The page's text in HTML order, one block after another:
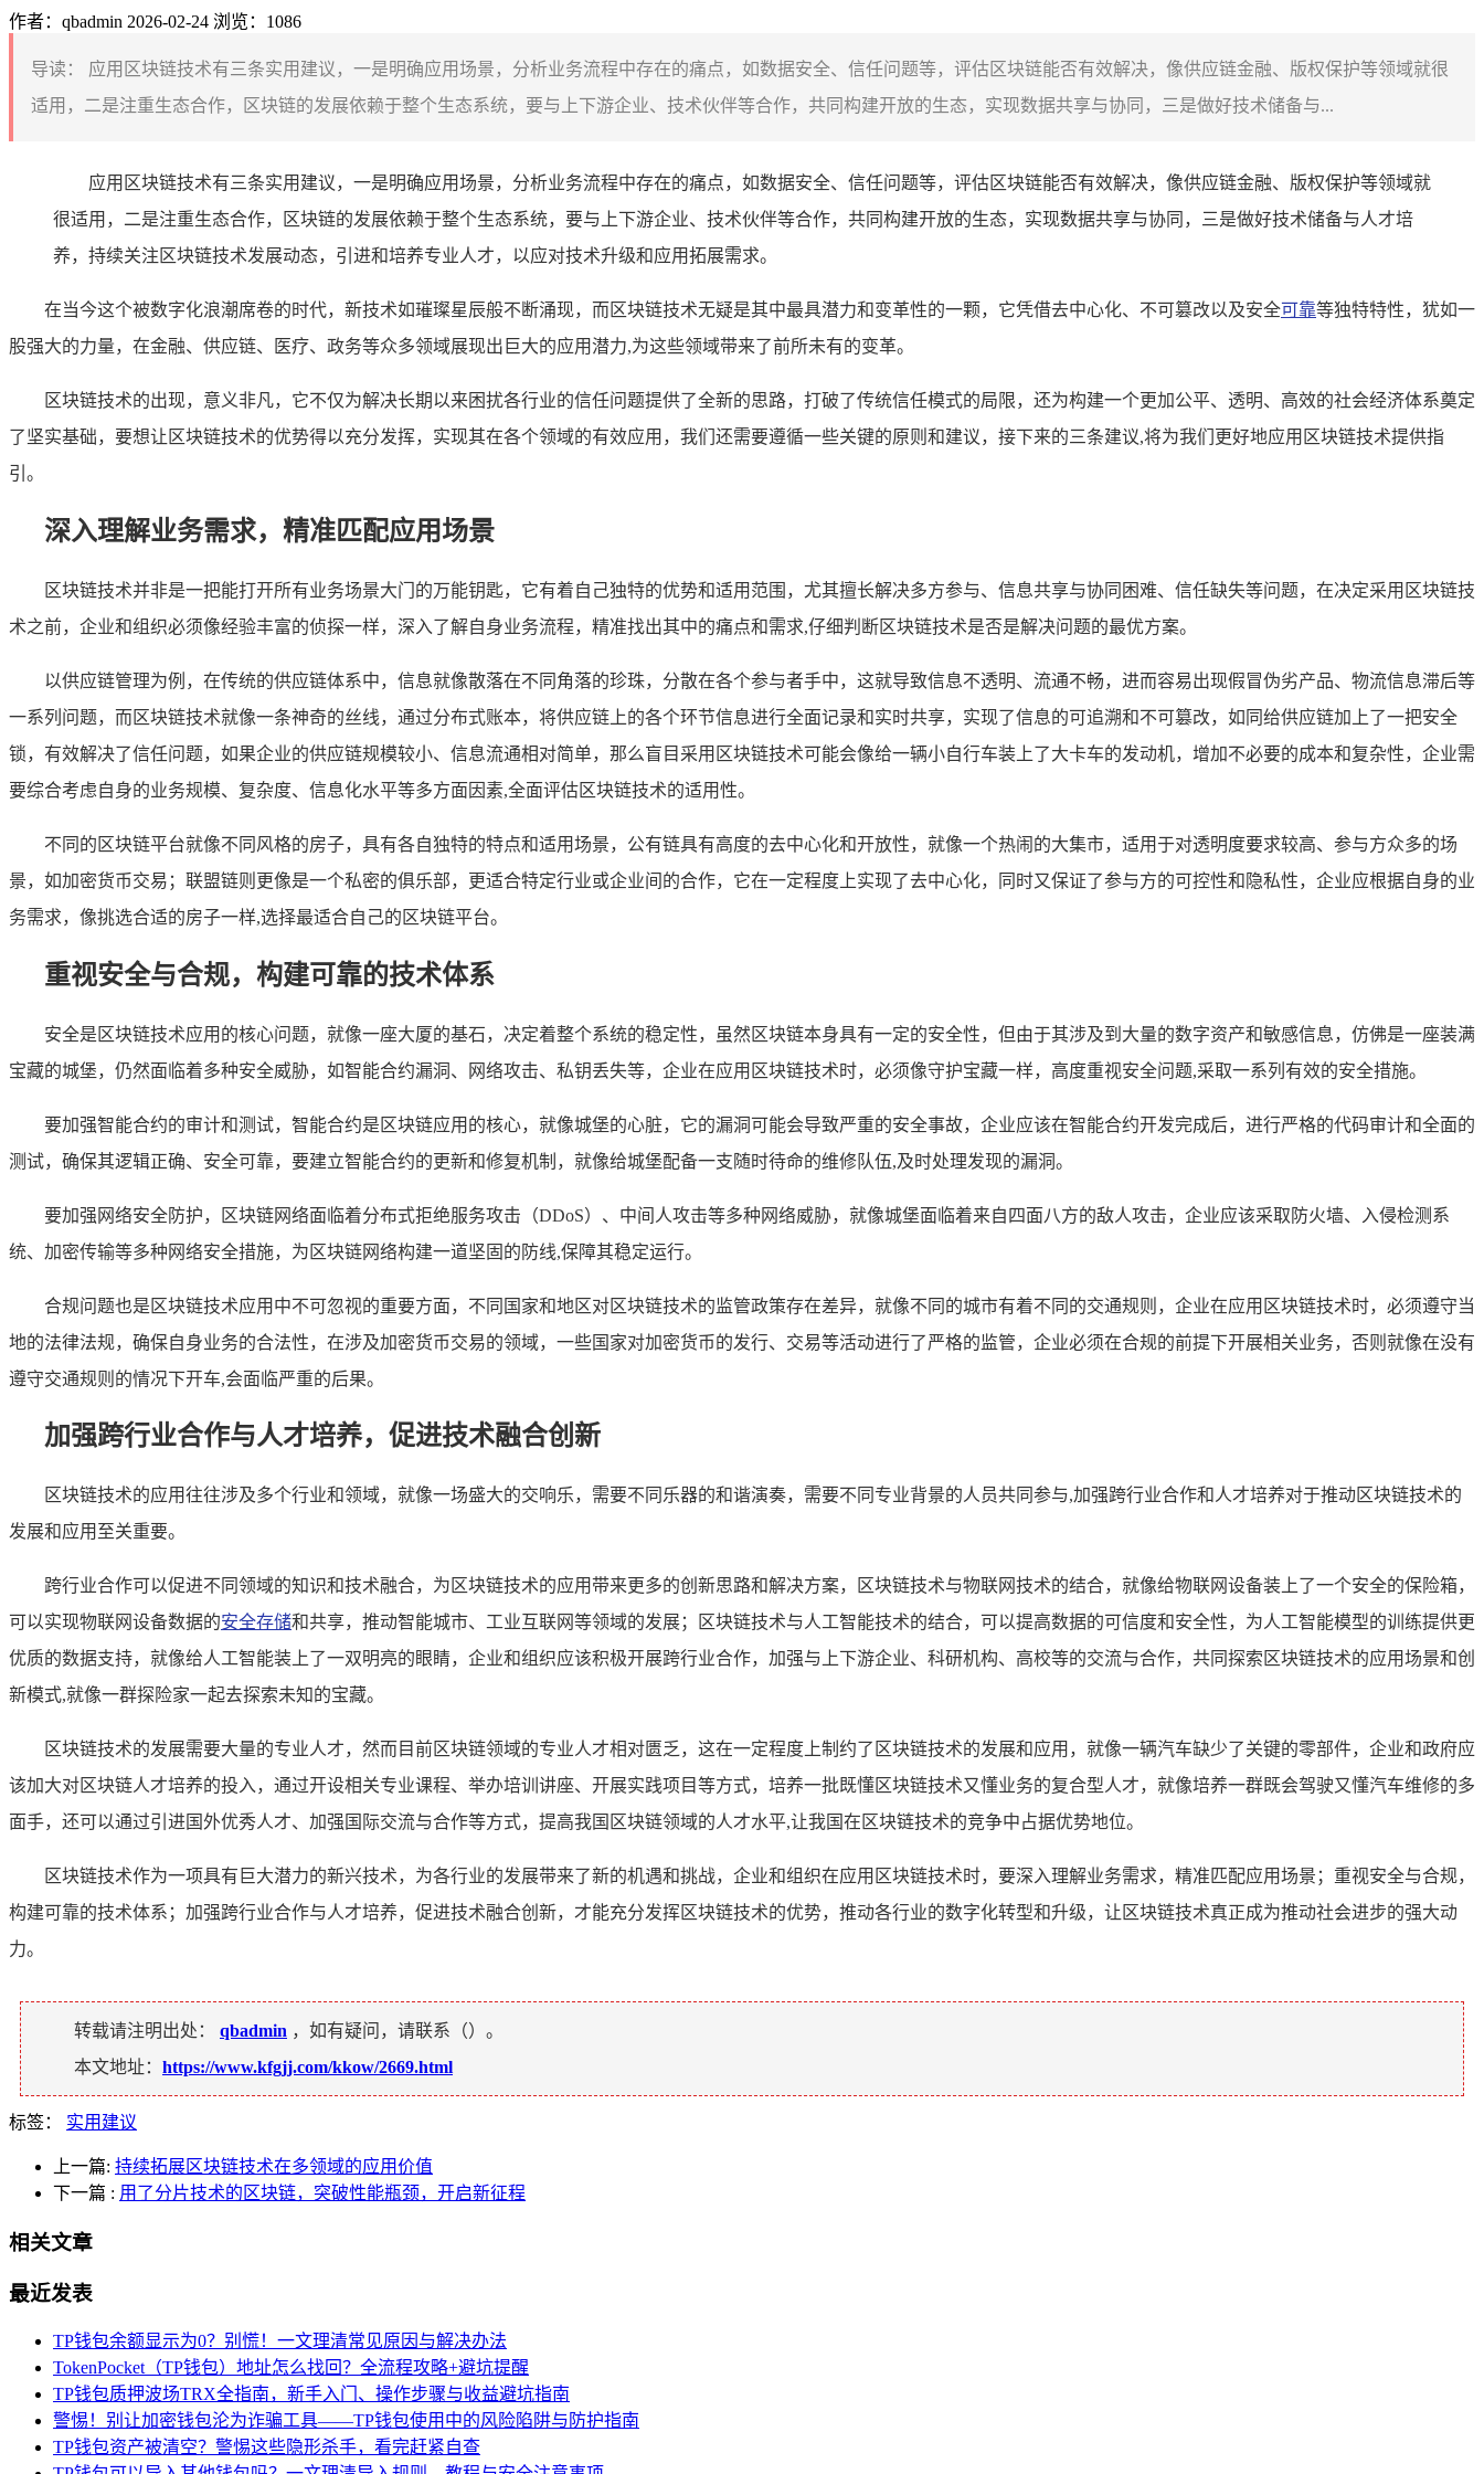
作者：qbadmin 2026-02-24 浏览：1086
导读：
应用区块链技术有三条实用建议，一是明确应用场景，分析业务流程中存在的痛点，如数据安全、信任问题等，评估区块链能否有效解决，像供应链金融、版权保护等领域就很
适用，二是注重生态合作，区块链的发展依赖于整个生态系统，要与上下游企业、技术伙伴等合作，共同构建开放的生态，实现数据共享与协同，三是做好技术储备与...
应用区块链技术有三条实用建议，一是明确应用场景，分析业务流程中存在的痛点，如数据安全、信任问题等，评估区块链能否有效解决，像供应链金融、版权保护等领域就
很适用，二是注重生态合作，区块链的发展依赖于整个生态系统，要与上下游企业、技术伙伴等合作，共同构建开放的生态，实现数据共享与协同，三是做好技术储备与人才培
养，持续关注区块链技术发展动态，引进和培养专业人才，以应对技术升级和应用拓展需求。
在当今这个被数字化浪潮席卷的时代，新技术如璀璨星辰般不断涌现，而区块链技术无疑是其中最具潜力和变革性的一颗，它凭借去中心化、不可篡改以及安全可靠等独特特性，犹如一
股强大的力量，在金融、供应链、医疗、政务等众多领域展现出巨大的应用潜力,为这些领域带来了前所未有的变革。
区块链技术的出现，意义非凡，它不仅为解决长期以来困扰各行业的信任问题提供了全新的思路，打破了传统信任模式的局限，还为构建一个更加公平、透明、高效的社会经济体系奠定
了坚实基础，要想让区块链技术的优势得以充分发挥，实现其在各个领域的有效应用，我们还需要遵循一些关键的原则和建议，接下来的三条建议,将为我们更好地应用区块链技术提供指
引。
深入理解业务需求，精准匹配应用场景
区块链技术并非是一把能打开所有业务场景大门的万能钥匙，它有着自己独特的优势和适用范围，尤其擅长解决多方参与、信息共享与协同困难、信任缺失等问题，在决定采用区块链技
术之前，企业和组织必须像经验丰富的侦探一样，深入了解自身业务流程，精准找出其中的痛点和需求,仔细判断区块链技术是否是解决问题的最优方案。
以供应链管理为例，在传统的供应链体系中，信息就像散落在不同角落的珍珠，分散在各个参与者手中，这就导致信息不透明、流通不畅，进而容易出现假冒伪劣产品、物流信息滞后等
一系列问题，而区块链技术就像一条神奇的丝线，通过分布式账本，将供应链上的各个环节信息进行全面记录和实时共享，实现了信息的可追溯和不可篡改，如同给供应链加上了一把安全
锁，有效解决了信任问题，如果企业的供应链规模较小、信息流通相对简单，那么盲目采用区块链技术可能会像给一辆小自行车装上了大卡车的发动机，增加不必要的成本和复杂性，企业需
要综合考虑自身的业务规模、复杂度、信息化水平等多方面因素,全面评估区块链技术的适用性。
不同的区块链平台就像不同风格的房子，具有各自独特的特点和适用场景，公有链具有高度的去中心化和开放性，就像一个热闹的大集市，适用于对透明度要求较高、参与方众多的场
景，如加密货币交易；联盟链则更像是一个私密的俱乐部，更适合特定行业或企业间的合作，它在一定程度上实现了去中心化，同时又保证了参与方的可控性和隐私性，企业应根据自身的业
务需求，像挑选合适的房子一样,选择最适合自己的区块链平台。
重视安全与合规，构建可靠的技术体系
安全是区块链技术应用的核心问题，就像一座大厦的基石，决定着整个系统的稳定性，虽然区块链本身具有一定的安全性，但由于其涉及到大量的数字资产和敏感信息，仿佛是一座装满
宝藏的城堡，仍然面临着多种安全威胁，如智能合约漏洞、网络攻击、私钥丢失等，企业在应用区块链技术时，必须像守护宝藏一样，高度重视安全问题,采取一系列有效的安全措施。
要加强智能合约的审计和测试，智能合约是区块链应用的核心，就像城堡的心脏，它的漏洞可能会导致严重的安全事故，企业应该在智能合约开发完成后，进行严格的代码审计和全面的
测试，确保其逻辑正确、安全可靠，要建立智能合约的更新和修复机制，就像给城堡配备一支随时待命的维修队伍,及时处理发现的漏洞。
要加强网络安全防护，区块链网络面临着分布式拒绝服务攻击（DDoS）、中间人攻击等多种网络威胁，就像城堡面临着来自四面八方的敌人攻击，企业应该采取防火墙、入侵检测系
统、加密传输等多种网络安全措施，为区块链网络构建一道坚固的防线,保障其稳定运行。
合规问题也是区块链技术应用中不可忽视的重要方面，不同国家和地区对区块链技术的监管政策存在差异，就像不同的城市有着不同的交通规则，企业在应用区块链技术时，必须遵守当
地的法律法规，确保自身业务的合法性，在涉及加密货币交易的领域，一些国家对加密货币的发行、交易等活动进行了严格的监管，企业必须在合规的前提下开展相关业务，否则就像在没有
遵守交通规则的情况下开车,会面临严重的后果。
加强跨行业合作与人才培养，促进技术融合创新
区块链技术的应用往往涉及多个行业和领域，就像一场盛大的交响乐，需要不同乐器的和谐演奏，需要不同专业背景的人员共同参与,加强跨行业合作和人才培养对于推动区块链技术的
发展和应用至关重要。
跨行业合作可以促进不同领域的知识和技术融合，为区块链技术的应用带来更多的创新思路和解决方案，区块链技术与物联网技术的结合，就像给物联网设备装上了一个安全的保险箱，
可以实现物联网设备数据的安全存储和共享，推动智能城市、工业互联网等领域的发展；区块链技术与人工智能技术的结合，可以提高数据的可信度和安全性，为人工智能模型的训练提供更
优质的数据支持，就像给人工智能装上了一双明亮的眼睛，企业和组织应该积极开展跨行业合作，加强与上下游企业、科研机构、高校等的交流与合作，共同探索区块链技术的应用场景和创
新模式,就像一群探险家一起去探索未知的宝藏。
区块链技术的发展需要大量的专业人才，然而目前区块链领域的专业人才相对匮乏，这在一定程度上制约了区块链技术的发展和应用，就像一辆汽车缺少了关键的零部件，企业和政府应
该加大对区块链人才培养的投入，通过开设相关专业课程、举办培训讲座、开展实践项目等方式，培养一批既懂区块链技术又懂业务的复合型人才，就像培养一群既会驾驶又懂汽车维修的多
面手，还可以通过引进国外优秀人才、加强国际交流与合作等方式，提高我国区块链领域的人才水平,让我国在区块链技术的竞争中占据优势地位。
区块链技术作为一项具有巨大潜力的新兴技术，为各行业的发展带来了新的机遇和挑战，企业和组织在应用区块链技术时，要深入理解业务需求，精准匹配应用场景；重视安全与合规，
构建可靠的技术体系；加强跨行业合作与人才培养，促进技术融合创新，才能充分发挥区块链技术的优势，推动各行业的数字化转型和升级，让区块链技术真正成为推动社会进步的强大动
力。
转载请注明出处： qbadmin ，如有疑问，请联系（）。
本文地址： https://www.kfgjj.com/kkow/2669.html
标签： 实用建议
上一篇: 持续拓展区块链技术在多领域的应用价值
下一篇 : 用了分片技术的区块链，突破性能瓶颈，开启新征程
相关文章
最近发表
TP钱包余额显示为0？别慌！一文理清常见原因与解决办法
TokenPocket（TP钱包）地址怎么找回？全流程攻略+避坑提醒
TP钱包质押波场TRX全指南，新手入门、操作步骤与收益避坑指南
警惕！别让加密钱包沦为诈骗工具——TP钱包使用中的风险陷阱与防护指南
TP钱包资产被清空？警惕这些隐形杀手，看完赶紧自查